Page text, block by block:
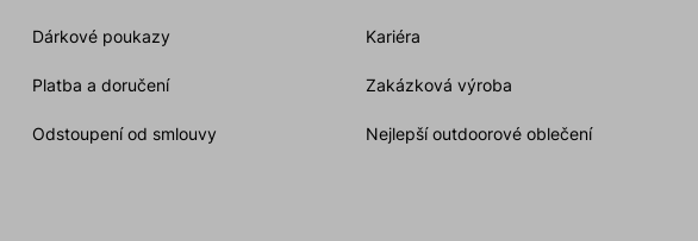
Dárkové poukazy
Platba a doručení
Odstoupení od smlouvy
Kariéra
Zakázková výroba
Nejlepší outdoorové oblečení